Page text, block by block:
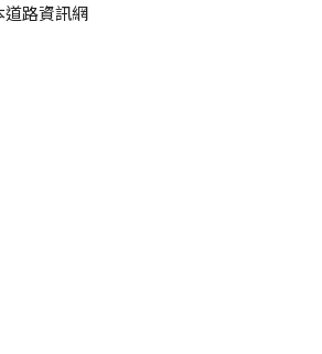
道路資訊網